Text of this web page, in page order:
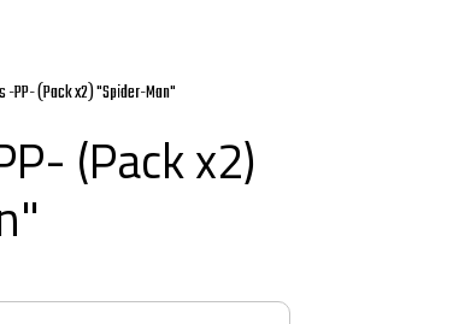
-PP- (Pack x2) "Spider-Man"
(Pack x2)